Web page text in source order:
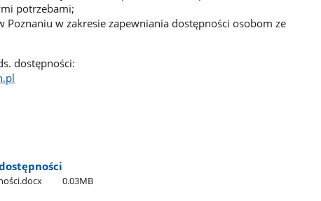
potrzebami;
Poznaniu w zakresie zapewniania dostępności osobom ze
dostępności:
0.03MB